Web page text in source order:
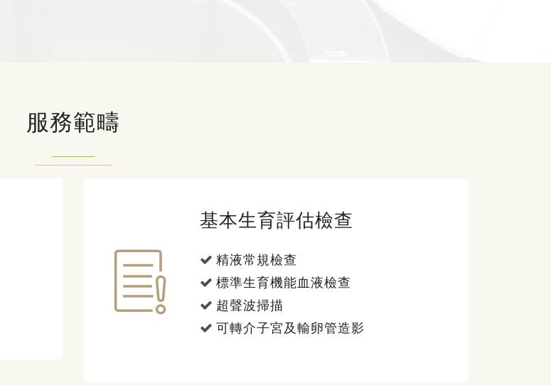
服務範疇
基本生育評估檢查
精液常規檢查
標準生育機能血液檢查
超聲波掃描
可轉介子宮及輸卵管造影